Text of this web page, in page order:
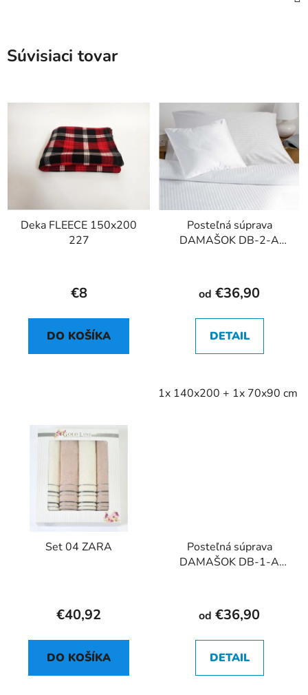
Súvisiaci tovar
Deka FLEECE 150x200
227
€8
DO KOŠÍKA
Posteľná súprava
DAMAŠOK DB-2-A
od €36,90
DETAIL
1x 140x200 + 1x 70x90 cm
Set 04 ZARA
€40,92
DO KOŠÍKA
Posteľná súprava
DAMAŠOK DB-1-A
od €36,90
DETAIL